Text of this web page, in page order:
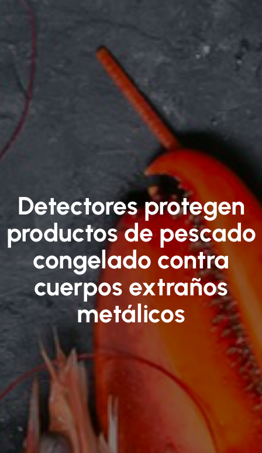
Detectores protegen
productos de pescado
congelado contra
cuerpos extraños
metálicos